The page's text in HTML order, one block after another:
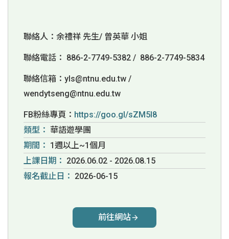
聯絡人：余禮祥 先生/ 曾英華 小姐
聯絡電話： 886-2-7749-5382 / 886-2-7749-5834
聯絡信箱：yls@ntnu.edu.tw /
wendytseng@ntnu.edu.tw
FB粉絲專頁： https://goo.gl/sZM5l8
類型： 華語遊學團
期間： 1週以上~1個月
上課日期： 2026.06.02 - 2026.08.15
報名截止日： 2026-06-15
前往網站